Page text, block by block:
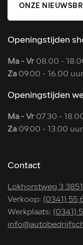
ONZE
Openingstijden
Ma - Vr 08.00 -
Za 09.00 - 16.00 uur
Openingstijden
Ma - Vr 07.30 -
Za 09.00 - 13.00 uur
Contact
Lokhorstweg 3
Verkoop: (0341) 55
Werkplaats: (0341)